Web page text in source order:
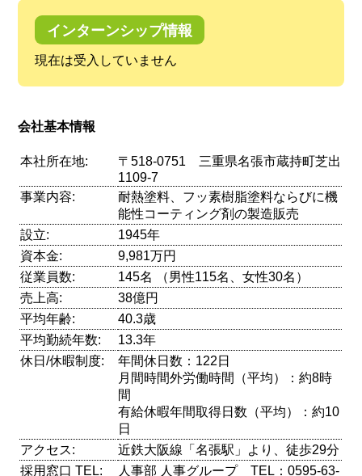
インターンシップ情報
現在は受入していません
会社基本情報
本社所在地:
〒518-0751 三重県名張市蔵持町芝出
1109-7
事業内容:
耐熱塗料、フッ素樹脂塗料ならびに機
能性コーティング剤の製造販売
設立:
1945年
資本金:
9,981万円
従業員数:
145名 （男性115名、女性30名）
売上高:
38億円
平均年齢:
40.3歳
平均勤続年数:
13.3年
休日/休暇制度:
年間休日数：122日
月間時間外労働時間（平均）：約8時
間
有給休暇年間取得日数（平均）：約10
日
アクセス:
近鉄大阪線「名張駅」より、徒歩29分
採用窓口 TEL:
人事部 人事グループ TEL：0595-63-